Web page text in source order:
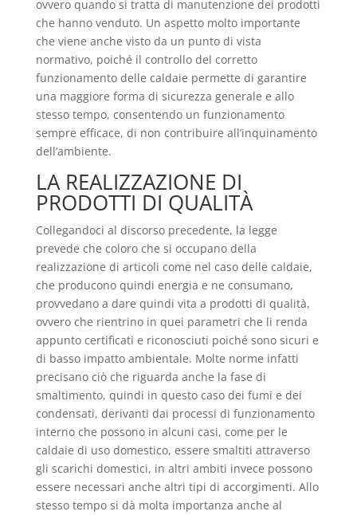
ovvero quando si tratta di manutenzione dei prodotti
che hanno venduto. Un aspetto molto importante
che viene anche visto da un punto di vista
normativo, poiché il controllo del corretto
funzionamento delle caldaie permette di garantire
una maggiore forma di sicurezza generale e allo
stesso tempo, consentendo un funzionamento
sempre efficace, di non contribuire all’inquinamento
dell’ambiente.
LA REALIZZAZIONE DI
PRODOTTI DI QUALITÀ
Collegandoci al discorso precedente, la legge
prevede che coloro che si occupano della
realizzazione di articoli come nel caso delle caldaie,
che producono quindi energia e ne consumano,
provvedano a dare quindi vita a prodotti di qualità,
ovvero che rientrino in quei parametri che li renda
appunto certificati e riconosciuti poiché sono sicuri e
di basso impatto ambientale. Molte norme infatti
precisano ciò che riguarda anche la fase di
smaltimento, quindi in questo caso dei fumi e dei
condensati, derivanti dai processi di funzionamento
interno che possono in alcuni casi, come per le
caldaie di uso domestico, essere smaltiti attraverso
gli scarichi domestici, in altri ambiti invece possono
essere necessari anche altri tipi di accorgimenti. Allo
stesso tempo si dà molta importanza anche al